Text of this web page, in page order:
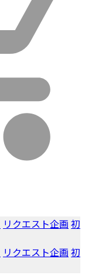
リクエスト企画 初
リクエスト企画 初